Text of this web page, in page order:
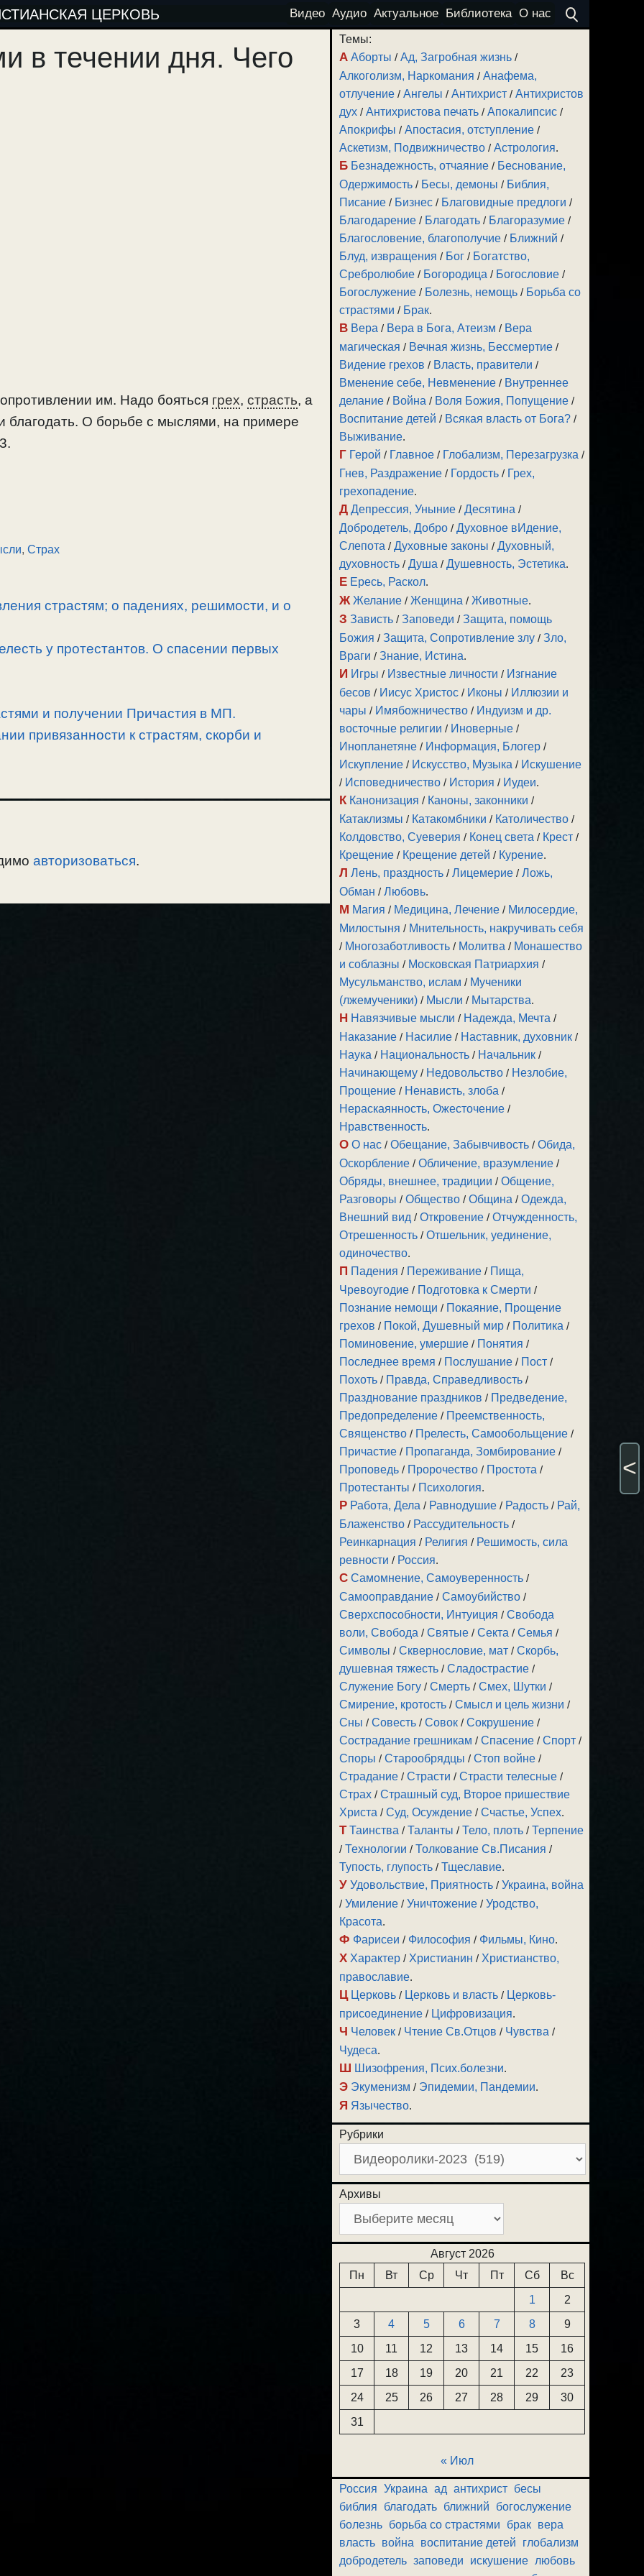
ЦЕРКОВЬ Видео Аудио Актуальное Библиотека О нас
в течении дня. Чего
им. Надо бояться грех, страсть, а
благодать. О борьбе с мыслями, на примере
, Страх
страстям; о падениях, решимости, и о
у протестантов. О спасении первых
и получении Причастия в МП.
привязанности к страстям, скорби и
авторизоваться.
Темы:
А Аборты /Ад, Загробная жизнь /
Алкоголизм, Наркомания /Анафема,
отлучение /Ангелы /Антихрист /Антихристов
дух /Антихристова печать /Апокалипсис /
Апокрифы /Апостасия, отступление /
Аскетизм, Подвижничество /Астрология.
Б Безнадежность, отчаяние / Беснование,
Одержимость / Бесы, демоны / Библия,
Писание / Бизнес / Благовидные предлоги /
Благодарение / Благодать / Благоразумие /
Благословение, благополучие / Ближний /
Блуд, извращения / Бог / Богатство,
Сребролюбие / Богородица / Богословие /
Богослужение / Болезнь, немощь / Борьба со
страстями / Брак.
В Вера / Вера в Бога, Атеизм / Вера
магическая / Вечная жизнь, Бессмертие /
Видение грехов / Власть, правители /
Вменение себе, Невменение / Внутреннее
делание / Война / Воля Божия, Попущение /
Воспитание детей / Всякая власть от Бога? /
Выживание.
Г Герой / Главное / Глобализм, Перезагрузка /
Гнев, Раздражение / Гордость / Грех,
грехопадение.
Д Депрессия, Уныние /Десятина /
Добродетель, Добро /Духовное вИдение,
Слепота /Духовные законы /Духовный,
духовность /Душа /Душевность, Эстетика.
Е Ересь, Раскол.
Ж Желание /Женщина /Животные.
З Зависть /Заповеди /Защита, помощь
Божия /Защита, Сопротивление злу /Зло,
Враги /Знание, Истина.
И Игры / Известные личности / Изгнание
бесов / Иисус Христос / Иконы / Иллюзии и
чары / Имябожничество / Индуизм и др.
восточные религии / Иноверные /
Инопланетяне / Информация, Блогер /
Искупление / Искусство, Музыка / Искушение
/ Исповедничество / История / Иудеи.
К Канонизация / Каноны, законники /
Катаклизмы / Катакомбники / Католичество /
Колдовство, Суеверия / Конец света / Крест /
Крещение / Крещение детей / Курение.
Л Лень, праздность /Лицемерие /Ложь,
Обман /Любовь.
М Магия / Медицина, Лечение / Милосердие,
Милостыня / Мнительность, накручивать себя
/ Многозаботливость / Молитва / Монашество
и соблазны / Московская Патриархия /
Мусульманство, ислам / Мученики
(лжемученики) / Мысли / Мытарства.
Н Навязчивые мысли / Надежда, Мечта /
Наказание / Насилие / Наставник, духовник /
Наука / Национальность / Начальник /
Начинающему / Недовольство / Незлобие,
Прощение / Ненависть, злоба /
Нераскаянность, Ожесточение /
Нравственность.
О О нас /Обещание, Забывчивость /Обида,
Оскорбление /Обличение, вразумление /
Обряды, внешнее, традиции /Общение,
Разговоры /Общество /Община /Одежда,
Внешний вид /Откровение /Отчужденность,
Отрешенность /Отшельник, уединение,
одиночество.
П Падения / Переживание / Пища,
Чревоугодие / Подготовка к Смерти /
Познание немощи / Покаяние, Прощение
грехов / Покой, Душевный мир / Политика /
Поминовение, умершие / Понятия /
Последнее время / Послушание / Пост /
Похоть / Правда, Справедливость /
Празднование праздников / Предведение,
Предопределение / Преемственность,
Священство / Прелесть, Самообольщение /
Причастие / Пропаганда, Зомбирование /
Проповедь / Пророчество / Простота /
Протестанты / Психология.
Р Работа, Дела / Равнодушие / Радость / Рай,
Блаженство / Рассудительность /
Реинкарнация / Религия / Решимость, сила
ревности / Россия.
С Самомнение, Самоуверенность /
Самооправдание /Самоубийство /
Сверхспособности, Интуиция /Свобода
воли, Свобода /Святые /Секта /Семья /
Символы /Сквернословие, мат /Скорбь,
душевная тяжесть /Сладострастие /
Служение Богу /Смерть /Смех, Шутки /
Смирение, кротость /Смысл и цель жизни /
Сны /Совесть /Совок /Сокрушение /
Сострадание грешникам /Спасение /Спорт /
Споры /Старообрядцы /Стоп войне /
Страдание /Страсти /Страсти телесные /
Страх /Страшный суд, Второе пришествие
Христа /Суд, Осуждение /Счастье, Успех.
Т Таинства /Таланты /Тело, плоть /Терпение
/Технологии /Толкование Св.Писания /
Тупость, глупость /Тщеславие.
У Удовольствие, Приятность /Украина, война
/Умиление /Уничтожение /Уродство,
Красота.
Ф Фарисеи / Философия / Фильмы, Кино.
Х Характер / Христианин / Христианство,
православие.
Ц Церковь / Церковь и власть / Церковь-
присоединение / Цифровизация.
Ч Человек / Чтение Св.Отцов / Чувства /
Чудеса.
Ш Шизофрения, Псих.болезни.
Э Экуменизм / Эпидемии, Пандемии.
Я Язычество.
Рубрики
Архивы
Август 2026
Пн
Вт Ср Чт Пт Сб
Вс
1
2
3
4 5 6 7 8
9
10
11 12 13 14 15
16
17
18 19 20 21 22
23
24
25 26 27 28 29
30
31
« Июл
Россия Украина ад антихрист бесы
библия
благодать ближний
богослужение
болезнь борьба со страстями брак вера
власть война воспитание детей
глобализм
добродетель заповеди искушение любовь
<